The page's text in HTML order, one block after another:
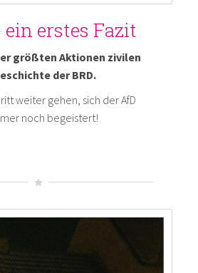
ein erstes Fazit
größten Aktionen zivilen
der BRD.
weiter gehen, sich der AfD
noch begeistert!